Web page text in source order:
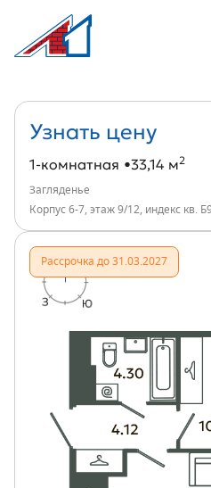
1-комнатная, 33
Информация о квартире
Узнать цену
1-комнатная 33,14 м2
Загляденье
Корпус 6-7, этаж 9/12, индекс кв.
Рассрочка до 31.03.2027